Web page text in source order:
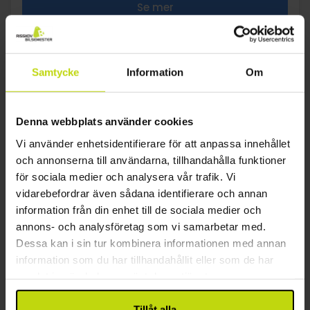
Samtycke Information Om
Denna webbplats använder cookies
Vi använder enhetsidentifierare för att anpassa innehållet
och annonserna till användarna, tillhandahålla funktioner
för sociala medier och analysera vår trafik. Vi
vidarebefordrar även sådana identifierare och annan
information från din enhet till de sociala medier och
annons- och analysföretag som vi samarbetar med.
Dessa kan i sin tur kombinera informationen med annan
information som du har tillhandahållit eller som de har
Se mer
25%
Med ett stort spaområde
Chateau Monty SPA Resort
5.0 Utmärkt1 recensioner
Karlovy Vary
Inkl. halvpension